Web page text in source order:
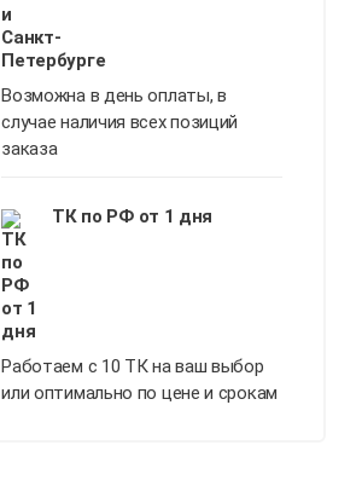
Возможна в день оплаты, в
случае наличия всех позиций
заказа
ТК по РФ от 1 дня
Работаем с 10 ТК на ваш выбор
или оптимально по цене и срокам